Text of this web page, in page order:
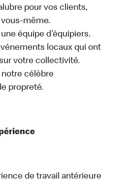
pour vos clients,
même.
équipe d’équipiers.
locaux qui ont
votre collectivité.
célèbre
propreté.
de travail antérieure